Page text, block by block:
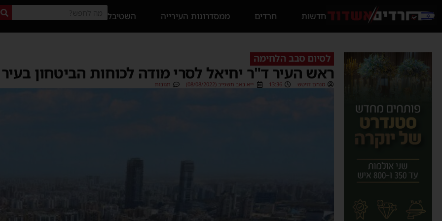
חדשות חרדים ממסדרונות העירייה השטיבל
לסיום סבב הלחימה
ראש העיר ד"ר יחיאל לסרי מודה לכוחות הביטחון בעיר
מנחם דויטש 13:36 י״א באב תשפ״ב (08/08/2022) תגובות